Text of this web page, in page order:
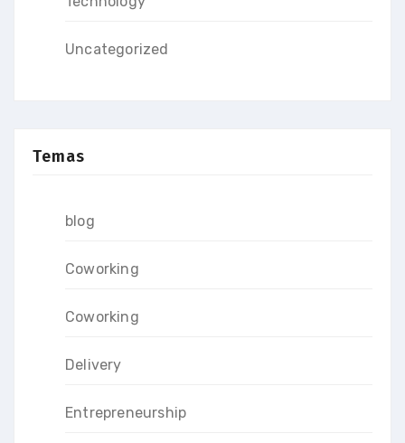
Uncategorized
Temas
blog
Coworking
Coworking
Delivery
Entrepreneurship